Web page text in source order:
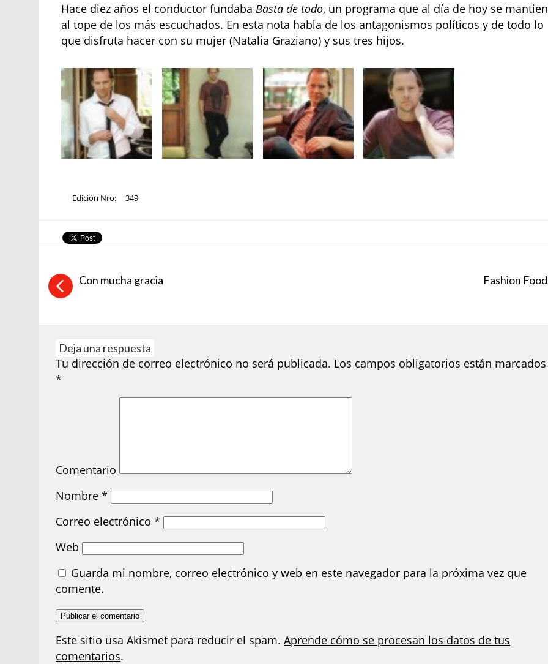
Hace diez años el conductor fundabaBasta de todo, un programa que al día de hoy se
al tope de los más escuchados. En esta nota habla de los antagonismos políticos y de todo lo
que disfruta hacer con su mujer (Natalia Graziano) y sus tres hijos.
Edición Nro: 349
Con mucha gracia Fashion Food
Deja una respuesta
Tu dirección de correo electrónico no será publicada. Los campos obligatorios están
*
Comentario
Nombre*
Correo electrónico*
Web
Guarda mi nombre, correo electrónico y web en este navegador para la próxima vez que
comente.
Este sitio usa Akismet para reducir el spam.Aprende cómo se procesan los datos de tus
comentarios.